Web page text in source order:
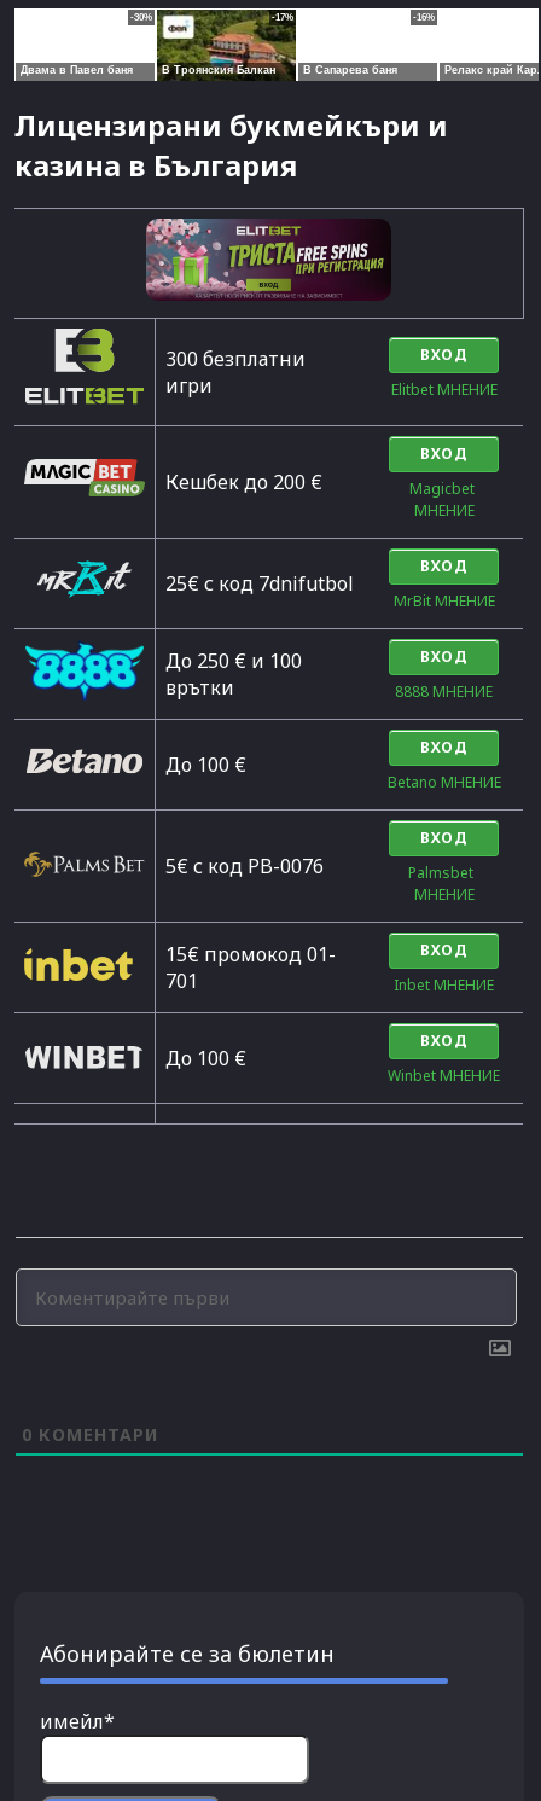
Лицензирани букмейкъри и
казина в България
300 безплатни
игри
ВХОД
Elitbet МНЕНИЕ
Кешбек до 200 €
ВХОД
Magicbet
МНЕНИЕ
25€ с код 7dnifutbol
ВХОД
MrBit МНЕНИЕ
До 250 € и 100
врътки
ВХОД
8888 МНЕНИЕ
Дo 100 €
ВХОД
Betano МНЕНИЕ
5€ с код PB-0076
ВХОД
Palmsbet
МНЕНИЕ
15€ промокод 01-
701
ВХОД
Inbet МНЕНИЕ
До 100 €
ВХОД
Winbet МНЕНИЕ
0 КОМЕНТАРИ
Абонирайте се за бюлетин
имейл*